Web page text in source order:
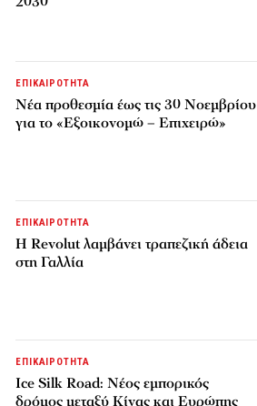
ΕΠΙΚΑΙΡΟΤΗΤΑ
Νέα προθεσμία έως τις 30 Νοεμβρίου
για το «Εξοικονομώ – Επιχειρώ»
ΕΠΙΚΑΙΡΟΤΗΤΑ
Η Revolut λαμβάνει τραπεζική άδεια
στη Γαλλία
ΕΠΙΚΑΙΡΟΤΗΤΑ
Ice Silk Road: Nέος εμπορικός
δρόμος μεταξύ Κίνας και Ευρώπης